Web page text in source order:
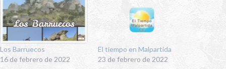
Los Barruecos
16 de febrero de 2022
El tiempo en Malpartida
23 de febrero de 2022